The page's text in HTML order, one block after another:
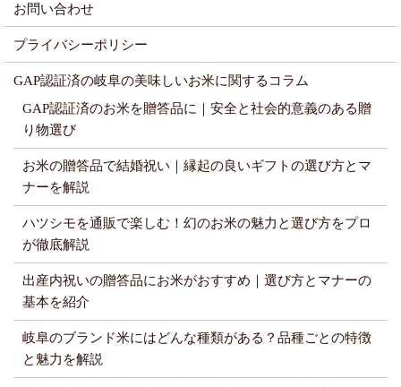
お問い合わせ
プライバシーポリシー
GAP認証済の岐阜の美味しいお米に関するコラム
GAP認証済のお米を贈答品に｜安全と社会的意義のある贈
り物選び
お米の贈答品で結婚祝い｜縁起の良いギフトの選び方とマ
ナーを解説
ハツシモを通販で楽しむ！幻のお米の魅力と選び方をプロ
が徹底解説
出産内祝いの贈答品にお米がおすすめ｜選び方とマナーの
基本を紹介
岐阜のブランド米にはどんな種類がある？品種ごとの特徴
と魅力を解説